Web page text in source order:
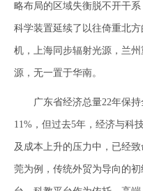
略布局的区域失衡脱不开干
科学装置延续了以往倚重北
机，上海同步辐射光源，兰
源，无一置于华南。
广东省经济总量22年保持
11%，但过去5年，经济与科
及成本上升的压力中，已经
莞为例，传统外贸为导向的